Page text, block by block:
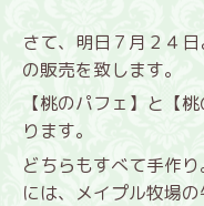
さて、明日７月２４
の販売を致します。
【桃のパフェ】と【
ります。
どちらもすべて手作
には、メイプル牧場の